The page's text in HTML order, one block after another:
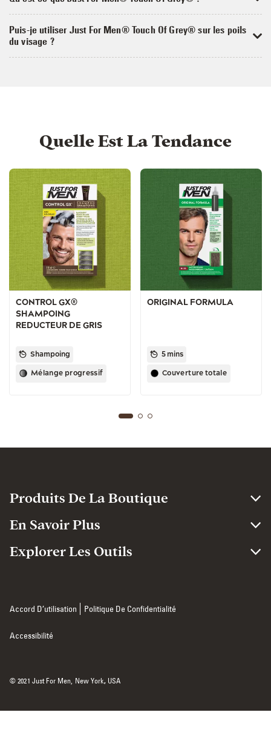
Puis-je utiliser Just For Men® Touch Of Grey® sur les poils
du visage ?
Quelle Est La Tendance
CONTROL GX®
SHAMPOING
REDUCTEUR DE GRIS
Shampoing
Mélange progressif
ORIGINAL FORMULA
5 mins
Couverture totale
Produits De La Boutique
En Savoir Plus
Explorer Les Outils
Accord D’utilisation Politique De Confidentialité
Accessibilité
© 2021 Just For Men, New York, USA